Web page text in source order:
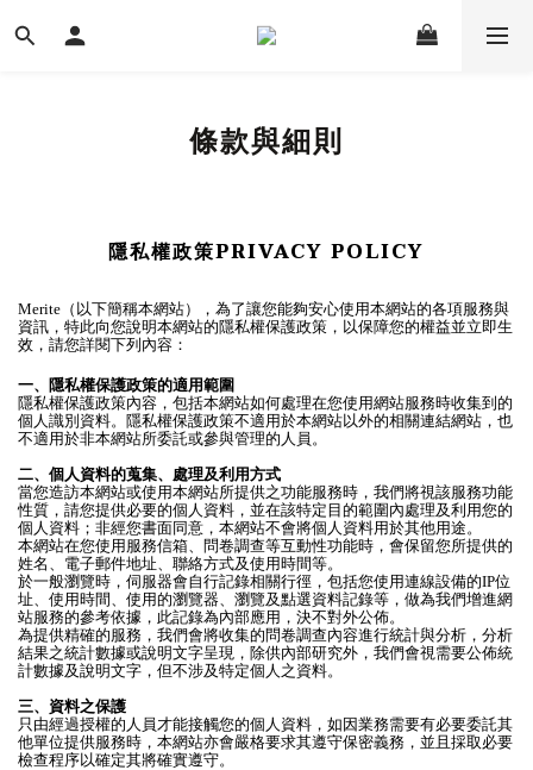
條款與細則
隱私權政策PRIVACY POLICY
Merite（以下簡稱本網站），為了讓您能夠安心使用本網站的各項服務與
資訊，特此向您說明本網站的隱私權保護政策，以保障您的權益並立即生
效，請您詳閱下列內容：
一、隱私權保護政策的適用範圍
隱私權保護政策內容，包括本網站如何處理在您使用網站服務時收集到的
個人識別資料。隱私權保護政策不適用於本網站以外的相關連結網站，也
不適用於非本網站所委託或參與管理的人員。
二、個人資料的蒐集、處理及利用方式
當您造訪本網站或使用本網站所提供之功能服務時，我們將視該服務功能
性質，請您提供必要的個人資料，並在該特定目的範圍內處理及利用您的
個人資料；非經您書面同意，本網站不會將個人資料用於其他用途。
本網站在您使用服務信箱、問卷調查等互動性功能時，會保留您所提供的
姓名、電子郵件地址、聯絡方式及使用時間等。
於一般瀏覽時，伺服器會自行記錄相關行徑，包括您使用連線設備的IP位
址、使用時間、使用的瀏覽器、瀏覽及點選資料記錄等，做為我們增進網
站服務的參考依據，此記錄為內部應用，決不對外公佈。
為提供精確的服務，我們會將收集的問卷調查內容進行統計與分析，分析
結果之統計數據或說明文字呈現，除供內部研究外，我們會視需要公佈統
計數據及說明文字，但不涉及特定個人之資料。
三、資料之保護
只由經過授權的人員才能接觸您的個人資料，如因業務需要有必要委託其
他單位提供服務時，本網站亦會嚴格要求其遵守保密義務，並且採取必要
檢查程序以確定其將確實遵守。